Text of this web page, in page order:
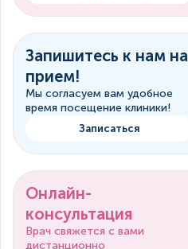
Запишитесь к нам на
прием!
Мы согласуем вам удобное
время посещение клиники!
Записаться
Онлайн-
консультация
Врач свяжется с вами
дистанционно